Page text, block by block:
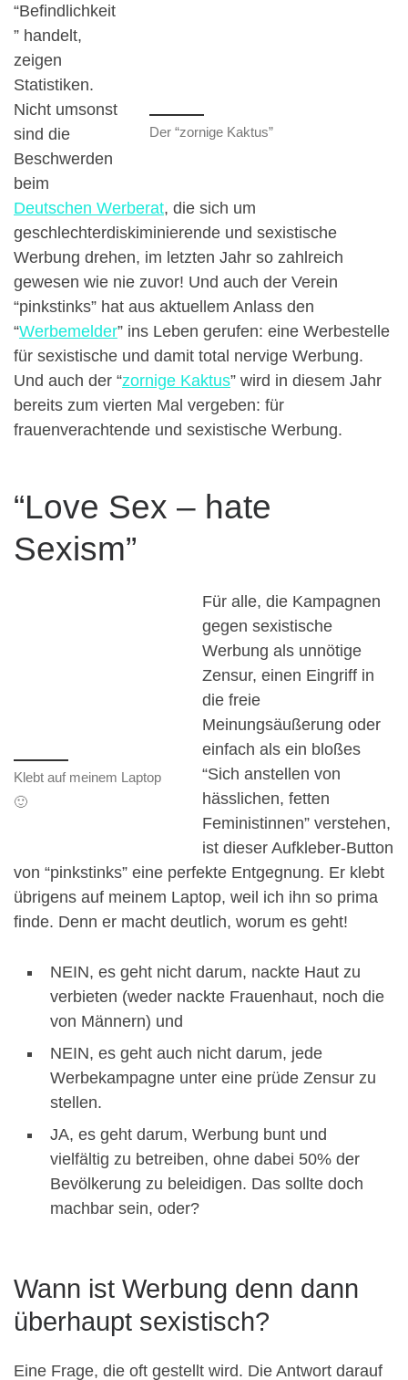
Der “zornige Kaktus”
“Befindlichkeit
” handelt,
zeigen
Statistiken.
Nicht umsonst
sind die
Beschwerden
beim
Deutschen Werberat, die sich um
geschlechterdiskiminierende und sexistische
Werbung drehen, im letzten Jahr so zahlreich
gewesen wie nie zuvor! Und auch der Verein
“pinkstinks” hat aus aktuellem Anlass den
“Werbemelder” ins Leben gerufen: eine Werbestelle
für sexistische und damit total nervige Werbung.
Und auch der “zornige Kaktus” wird in diesem Jahr
bereits zum vierten Mal vergeben: für
frauenverachtende und sexistische Werbung.
“Love Sex – hate
Sexism”
Klebt auf meinem Laptop
🙂
Für alle, die Kampagnen
gegen sexistische
Werbung als unnötige
Zensur, einen Eingriff in
die freie
Meinungsäußerung oder
einfach als ein bloßes
“Sich anstellen von
hässlichen, fetten
Feministinnen” verstehen,
ist dieser Aufkleber-Button
von “pinkstinks” eine perfekte Entgegnung. Er klebt
übrigens auf meinem Laptop, weil ich ihn so prima
finde. Denn er macht deutlich, worum es geht!
NEIN, es geht nicht darum, nackte Haut zu
verbieten (weder nackte Frauenhaut, noch die
von Männern) und
NEIN, es geht auch nicht darum, jede
Werbekampagne unter eine prüde Zensur zu
stellen.
JA, es geht darum, Werbung bunt und
vielfältig zu betreiben, ohne dabei 50% der
Bevölkerung zu beleidigen. Das sollte doch
machbar sein, oder?
Wann ist Werbung denn dann
überhaupt sexistisch?
Eine Frage, die oft gestellt wird. Die Antwort darauf